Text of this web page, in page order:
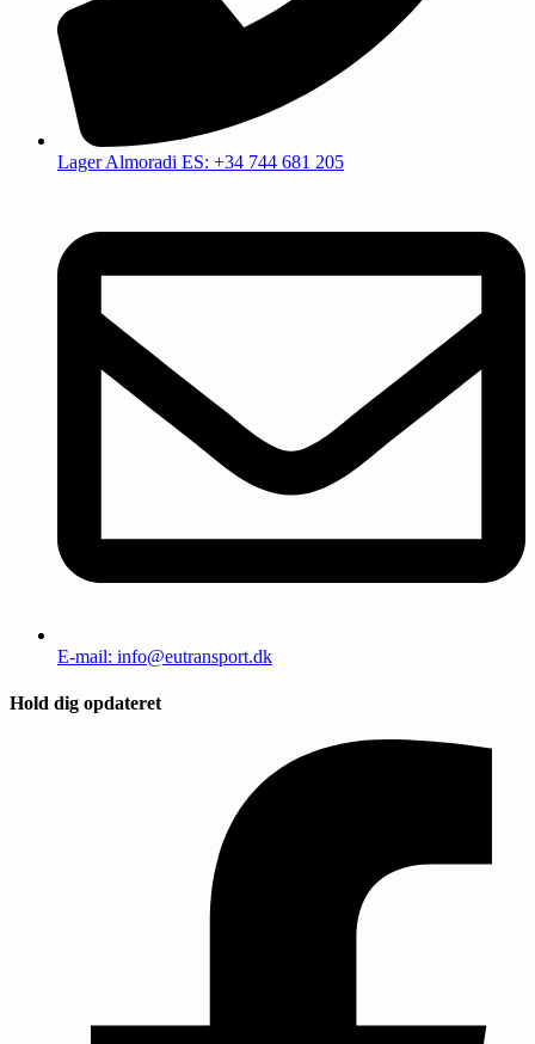
Lager Almoradi ES: +34 744 681 205
E-mail: info@eutransport.dk
Hold dig opdateret